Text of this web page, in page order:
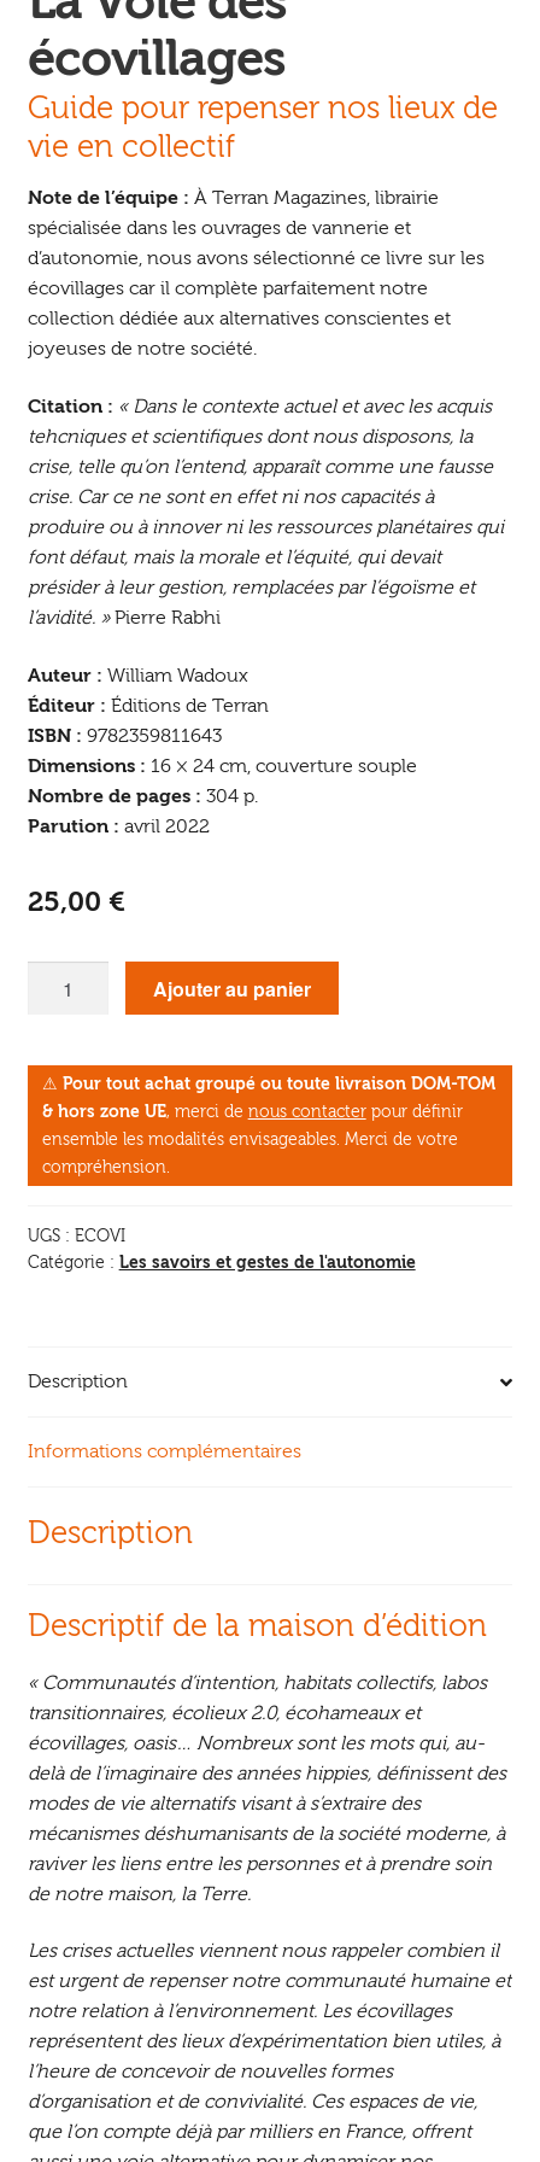
écovillages
Guide pour repenser nos lieux de
vie en collectif
Note de l’équipe : À Terran Magazines, librairie
spécialisée dans les ouvrages de vannerie et
d’autonomie, nous avons sélectionné ce livre sur les
écovillages car il complète parfaitement notre
collection dédiée aux alternatives conscientes et
joyeuses de notre société.
Citation : « Dans le contexte actuel et avec les acquis
tehcniques et scientifiques dont nous disposons, la
crise, telle qu’on l’entend, apparaît comme une fausse
crise. Car ce ne sont en effet ni nos capacités à
produire ou à innover ni les ressources planétaires qui
font défaut, mais la morale et l’équité, qui devait
présider à leur gestion, remplacées par l’égoïsme et
l’avidité. »Pierre Rabhi
Auteur : William Wadoux
Éditeur : Éditions de Terran
ISBN : 9782359811643
Dimensions : 16 × 24 cm, couverture souple
Nombre de pages : 304 p.
Parution : avril 2022
25,00 €
Voie
des
Ajouter au panier
⚠ Pour tout achat groupé ou toute livraison DOM-TOM
& hors zone UE, merci de nous contacterpour définir
ensemble les modalités envisageables. Merci de votre
compréhension.
UGS : ECOVI
Catégorie : Les savoirs et gestes de l'autonomie
Description
Informations complémentaires
Description
Descriptif de la maison d’édition
« Communautés d’intention, habitats collectifs, labos
transitionnaires, écolieux 2.0, écohameaux et
écovillages, oasis… Nombreux sont les mots qui, au-
delà de l’imaginaire des années hippies, définissent des
modes de vie alternatifs visant à s’extraire des
mécanismes déshumanisants de la société moderne, à
raviver les liens entre les personnes et à prendre soin
de notre maison, la Terre.
Les crises actuelles viennent nous rappeler combien il
est urgent de repenser notre communauté humaine et
notre relation à l’environnement. Les écovillages
représentent des lieux d’expérimentation bien utiles, à
l’heure de concevoir de nouvelles formes
d’organisation et de convivialité. Ces espaces de vie,
que l’on compte déjà par milliers en France, offrent